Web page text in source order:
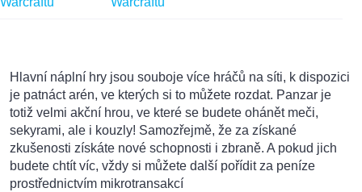
Hlavní náplní hry jsou souboje více hráčů na síti, k dispozici
je patnáct arén, ve kterých si to můžete rozdat. Panzar je
totiž velmi akční hrou, ve které se budete ohánět meči,
sekyrami, ale i kouzly! Samozřejmě, že za získané
zkušenosti získáte nové schopnosti i zbraně. A pokud jich
budete chtít víc, vždy si můžete další pořídit za peníze
prostřednictvím mikrotransakcí